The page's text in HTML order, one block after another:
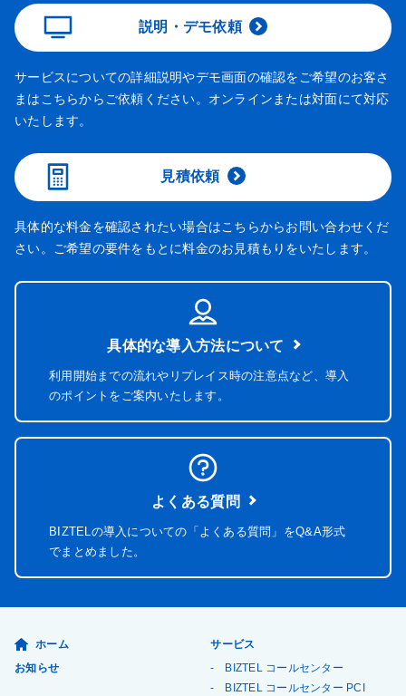
説明・デモ依頼
サービスについての詳細説明やデモ画面の確認をご希望のお客さ
まはこちらからご依頼ください。オンラインまたは対面にて対応
いたします。
見積依頼
具体的な料金を確認されたい場合はこちらからお問い合わせくだ
さい。ご希望の要件をもとに料金のお見積もりをいたします。
具体的な導入方法について
利用開始までの流れやリプレイス時の注意点など、導入
のポイントをご案内いたします。
よくある質問
BIZTELの導入についての「よくある質問」をQ&A形式
でまとめました。
ホーム
お知らせ
サービス
BIZTEL コールセンター
BIZTEL コールセンター PCI